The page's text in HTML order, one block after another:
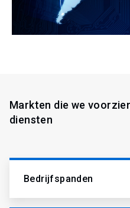
Markten die we
diensten
Bedrijfspanden